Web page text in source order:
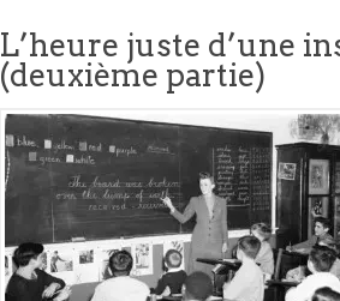
L’heure juste d’une
(deuxième partie)